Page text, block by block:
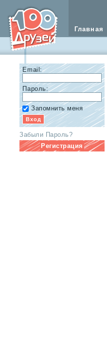
Главная
Email:
Пароль:
Запомнить меня
Забыли Пароль?
Регистрация